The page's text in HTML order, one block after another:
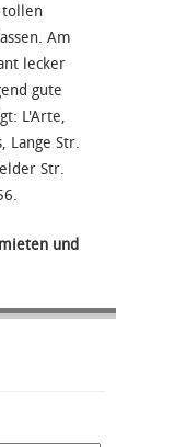
tollen
Am
lecker
gute
L'Arte,
Lange Str.
Str.
und